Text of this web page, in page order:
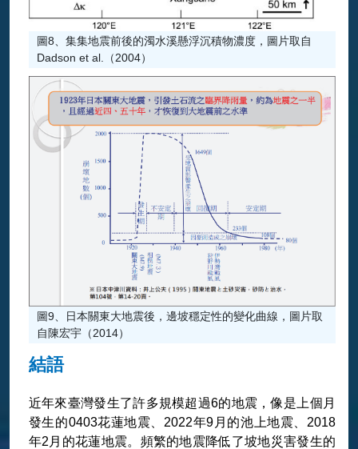
圖8、集集地震前後的濁水溪懸浮沉積物濃度，圖片取自
Dadson et al.（2004）
圖9、日本關東大地震後，邊坡穩定性的變化曲線，圖片取
自陳宏宇（2014）
結語
近年來臺灣發生了許多規模超過6的地震，像是上個月
發生的0403花蓮地震、2022年9月的池上地震、2018
年2月的花蓮地震。頻繁的地震降低了坡地災害發生的